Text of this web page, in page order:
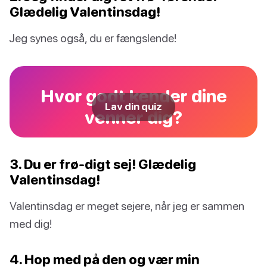
Glædelig Valentinsdag!
Jeg synes også, du er fængslende!
Hvor godt kender dine
venner dig?
Lav din quiz
3. Du er frø-digt sej! Glædelig
Valentinsdag!
Valentinsdag er meget sejere, når jeg er sammen
med dig!
4. Hop med på den og vær min